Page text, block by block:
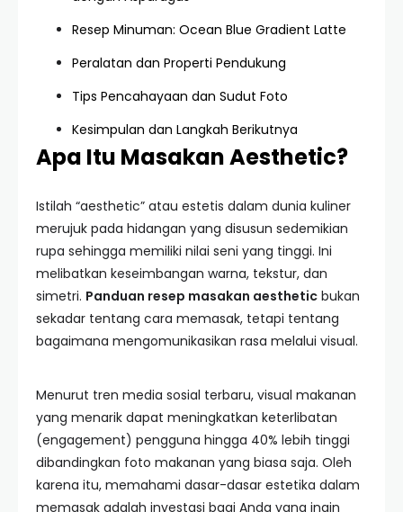
Resep Minuman: Ocean Blue Gradient Latte
Peralatan dan Properti Pendukung
Tips Pencahayaan dan Sudut Foto
Kesimpulan dan Langkah Berikutnya
Apa Itu Masakan Aesthetic?
Istilah “aesthetic” atau estetis dalam dunia kuliner
merujuk pada hidangan yang disusun sedemikian
rupa sehingga memiliki nilai seni yang tinggi. Ini
melibatkan keseimbangan warna, tekstur, dan
simetri. Panduan resep masakan aesthetic bukan
sekadar tentang cara memasak, tetapi tentang
bagaimana mengomunikasikan rasa melalui visual.
Menurut tren media sosial terbaru, visual makanan
yang menarik dapat meningkatkan keterlibatan
(engagement) pengguna hingga 40% lebih tinggi
dibandingkan foto makanan yang biasa saja. Oleh
karena itu, memahami dasar-dasar estetika dalam
memasak adalah investasi bagi Anda yang ingin